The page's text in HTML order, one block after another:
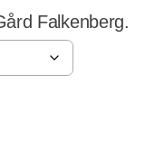
Falkenberg.